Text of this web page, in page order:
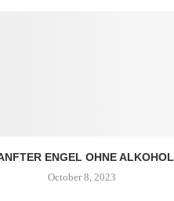
ENGEL OHNE ALKOHOL
October 8, 2023